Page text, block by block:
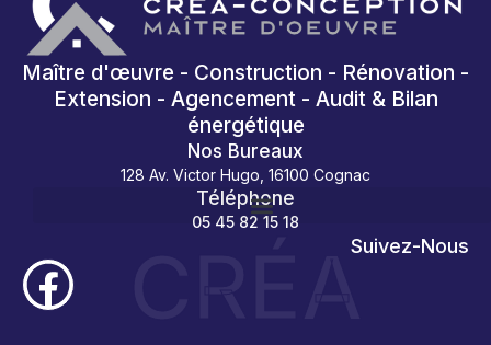
Maître d'œuvre - Construction - Rénovation -
Extension - Agencement - Audit & Bilan
énergétique
Nos Bureaux
128 Av. Victor Hugo, 16100 Cognac
Téléphone
05 45 82 15 18
Suivez-Nous
CRÉA